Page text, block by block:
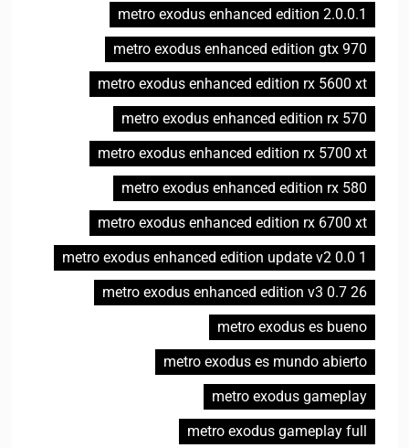
metro exodus enhanced edition 2.0.0.1
metro exodus enhanced edition gtx 970
metro exodus enhanced edition rx 5600 xt
metro exodus enhanced edition rx 570
metro exodus enhanced edition rx 5700 xt
metro exodus enhanced edition rx 580
metro exodus enhanced edition rx 6700 xt
metro exodus enhanced edition update v2 0.0 1
metro exodus enhanced edition v3 0.7 26
metro exodus es bueno
metro exodus es mundo abierto
metro exodus gameplay
metro exodus gameplay full